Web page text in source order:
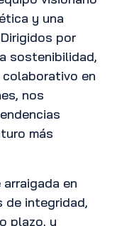
y una
por
sostenibilidad,
en
nos
más
en
de integridad,
plazo, y